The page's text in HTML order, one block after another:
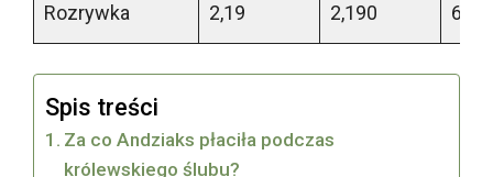
Rozrywka 2,19 2,190
Spis treści
Za co Andziaks płaciła podczas
królewskiego ślubu?